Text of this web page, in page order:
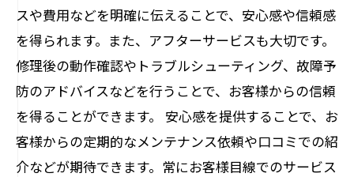
スや費用などを明確に伝えることで、安心感や信頼感
を得られます。また、アフターサービスも大切です。
修理後の動作確認やトラブルシューティング、故障予
防のアドバイスなどを行うことで、お客様からの信頼
を得ることができます。 安心感を提供することで、お
客様からの定期的なメンテナンス依頼や口コミでの紹
介などが期待できます。常にお客様目線でのサービス